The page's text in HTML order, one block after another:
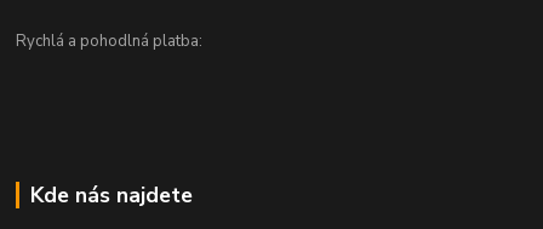
Rychlá a pohodlná platba:
Kde nás najdete